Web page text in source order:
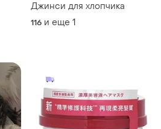
Джинси для хлопчика
116 и еще 1